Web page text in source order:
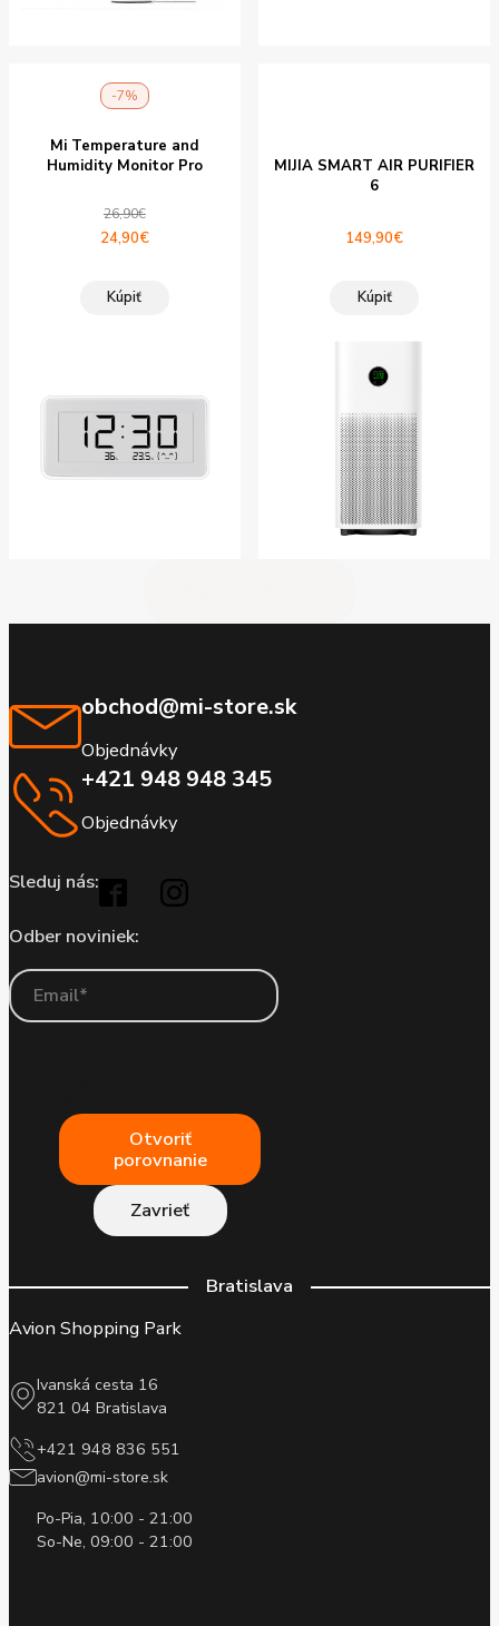
-7%
Mi Temperature and
Humidity Monitor Pro
26,90€
Pôvodná
bola:
24,90€Aktuálna
Kúpiť
MIJIA SMART AIR PURIFIER
6
149,90€
Kúpiť
obchod@mi-store.sk
Objednávky
+421 948 948 345
Objednávky
Sleduj nás:
Odber noviniek:
Otvoriť
porovnanie
Zavrieť
Bratislava
Avion Shopping Park
Ivanská cesta 16
821 04 Bratislava
+421 948 836 551
avion@mi-store.sk
Po-Pia, 10:00 - 21:00
So-Ne, 09:00 - 21:00